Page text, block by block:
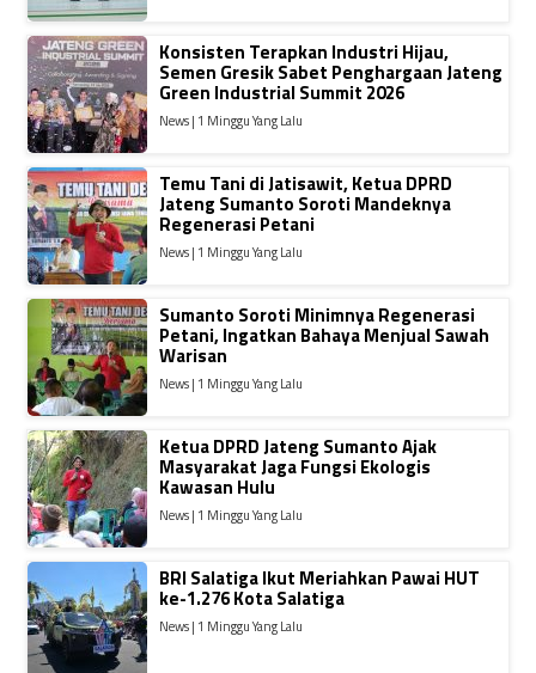
Konsisten Terapkan Industri Hijau,
Semen Gresik Sabet Penghargaan Jateng
Green Industrial Summit 2026
News | 1 Minggu Yang Lalu
Temu Tani di Jatisawit, Ketua DPRD
Jateng Sumanto Soroti Mandeknya
Regenerasi Petani
News | 1 Minggu Yang Lalu
Sumanto Soroti Minimnya Regenerasi
Petani, Ingatkan Bahaya Menjual Sawah
Warisan
News | 1 Minggu Yang Lalu
Ketua DPRD Jateng Sumanto Ajak
Masyarakat Jaga Fungsi Ekologis
Kawasan Hulu
News | 1 Minggu Yang Lalu
BRI Salatiga Ikut Meriahkan Pawai HUT
ke-1.276 Kota Salatiga
News | 1 Minggu Yang Lalu